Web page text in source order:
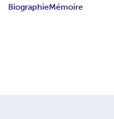
BiographieMémoire